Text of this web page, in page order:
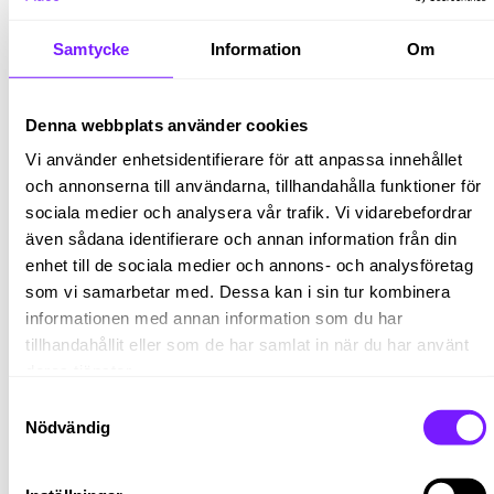
Samtycke Information Om
Denna webbplats använder cookies
Vi använder enhetsidentifierare för att anpassa innehållet
och annonserna till användarna, tillhandahålla funktioner för
sociala medier och analysera vår trafik. Vi vidarebefordrar
även sådana identifierare och annan information från din
enhet till de sociala medier och annons- och analysföretag
som vi samarbetar med. Dessa kan i sin tur kombinera
informationen med annan information som du har
tillhandahållit eller som de har samlat in när du har använt
Nödvändig
Mycket goda kunskaper i svenska och engelska,
Minst 2 års erfarenhet av arbete i ekonomisystem,
gärna UBW/Agresso
Minst 2 års arbetslivserfarenhet av
entreprenadarbete med mängdkontrakt
Minst 2 års arbetslivserfarenhet av
samverkansavtal
Vi ser gärna att du har en god samarbetsförmåga och
är initiativtagande. Du tar stort ansvar för ditt arbete
flexibel, anpassningsbar och har lätt för att skapa